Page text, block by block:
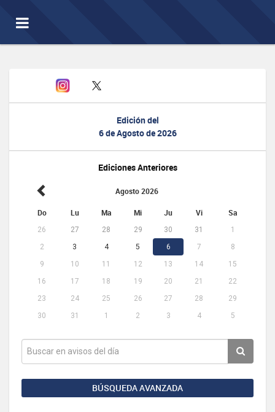
Toggle
navigation
Edición del
6 de Agosto de 2026
Ediciones Anteriores
Agosto 2026
Do Lu Ma Mi Ju Vi Sa
26 27 28 29 30 31
1
2
3 4 5 6 7
8
9
10 11 12 13 14
15
16
17 18 19 20 21
22
23
24 25 26 27 28
29
30
31 1 2 3 4 5
BÚSQUEDA AVANZADA